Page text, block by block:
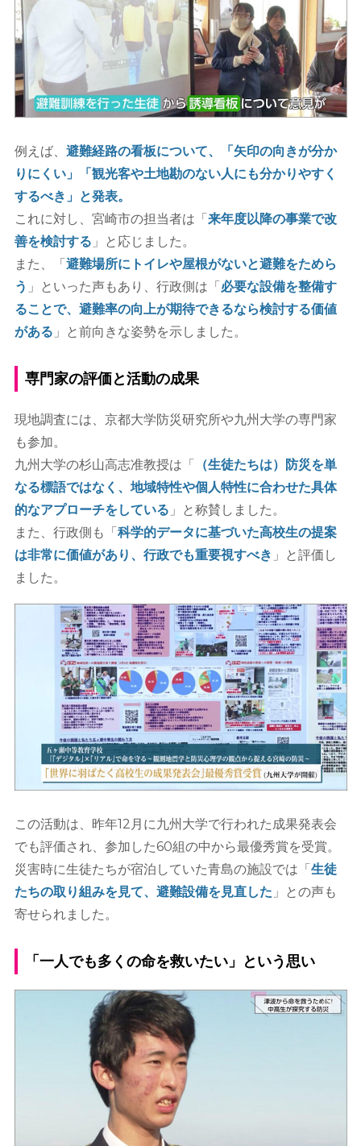
例えば、 避難経路の看板について、「矢印の向きが分か
りにくい」「観光客や土地勘のない人にも分かりやすく
するべき」と発表。
これに対し、宮崎市の担当者は「 来年度以降の事業で改
善を検討する 」と応じました。
また、「 避難場所にトイレや屋根がないと避難をためら
う 」といった声もあり、行政側は「 必要な設備を整備す
ることで、避難率の向上が期待できるなら検討する価値
がある 」と前向きな姿勢を示しました。
専門家の評価と活動の成果
現地調査には、京都大学防災研究所や九州大学の専門家
も参加。
九州大学の杉山高志准教授は「 （生徒たちは）防災を単
なる標語ではなく、地域特性や個人特性に合わせた具体
的なアプローチをしている 」と称賛しました。
また、行政側も「科学的データに基づいた高校生の提案
は非常に価値があり、行政でも重要視すべき 」と評価し
ました。
この活動は、昨年12月に九州大学で行われた成果発表会
でも評価され、参加した60組の中から最優秀賞を受賞。
災害時に生徒たちが宿泊していた青島の施設では「生徒
たちの取り組みを見て、避難設備を見直した 」との声も
寄せられました。
「一人でも多くの命を救いたい」という思い